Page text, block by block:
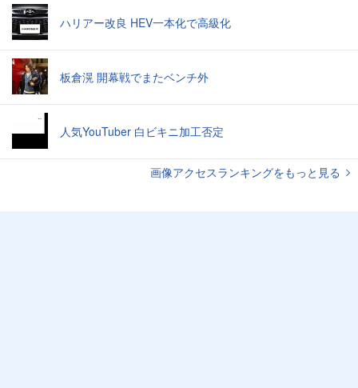
ハリアー改良 HEV一本化で高級化
板倉滉 開幕戦でまたベンチ外
人気YouTuber 白ビキニ加工否定
画像アクセスランキングをもっと見る